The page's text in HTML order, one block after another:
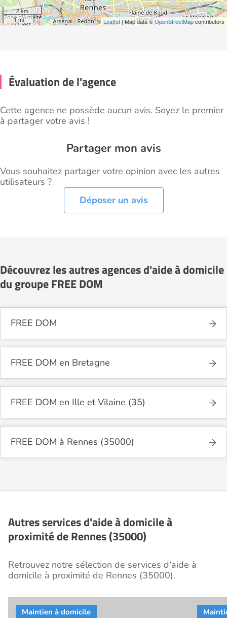
2 km
1 mi
Leaflet| Map data ©OpenStreetMapcontributors
Évaluation de l'agence
Cette agence ne possède aucun avis. Soyez le premier
à partager votre avis !
Partager mon avis
Vous souhaitez partager votre opinion avec les autres
utilisateurs ?
Déposer un avis
Découvrez les autres agences d'aide à domicile
du groupe FREE DOM
FREE DOM
FREE DOM en Bretagne
FREE DOM en Ille et Vilaine (35)
FREE DOM à Rennes (35000)
Autres services d'aide à domicile à
proximité de Rennes (35000)
Retrouvez notre sélection de services d'aide à
domicile à proximité de Rennes (35000).